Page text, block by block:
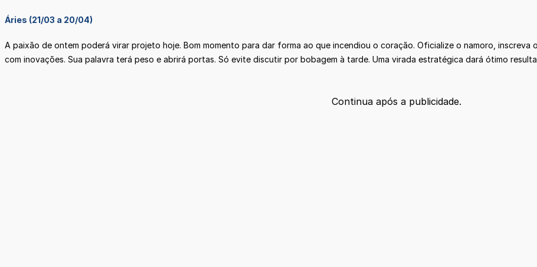
Áries (21/03 a 20/04)
A paixão de ontem poderá virar projeto hoje. Bom momento para dar forma ao que incendiou o coração. Oficialize o namoro,
com inovações. Sua palavra terá peso e abrirá portas. Só evite discutir por bobagem à tarde. Uma virada estratégica dará ótimo
Continua após a publicidade.